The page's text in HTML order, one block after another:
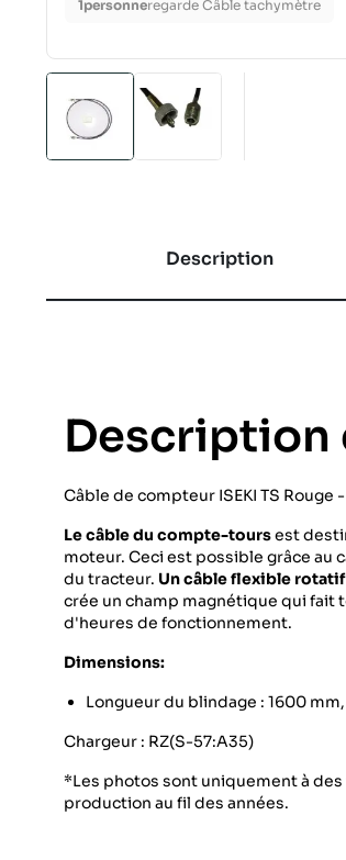
1personneregarde Câble tachymètre
Description
Câble de compteur ISEKI TS Rouge
Le câble du compte-toursest
moteur. Ceci est possible grâce au
du tracteur. Un câble flexible rotatif
crée un champ magnétique qui fait
d'heures de fonctionnement.
Dimensions:
Longueur du blindage : 1600 mm,
Chargeur : RZ(S-57:A35)
*Les photos sont uniquement à
production au fil des années.